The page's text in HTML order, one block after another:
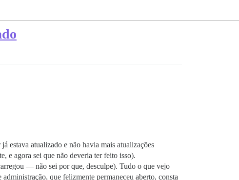
estava atualizado e não havia mais atualizações
e agora sei que não deveria ter feito isso).
— não sei por que, desculpe). Tudo o que vejo
que felizmente permaneceu aberto, consta